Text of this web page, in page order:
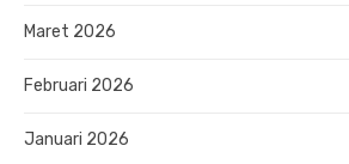
Maret 2026
Februari 2026
Januari 2026